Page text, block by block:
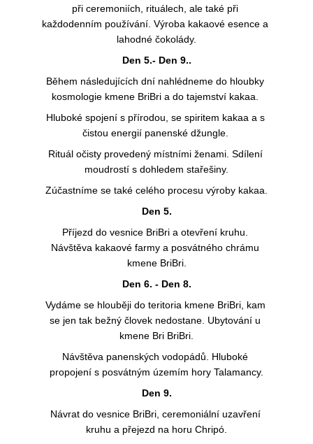
při ceremoniích, rituálech, ale také při
každodenním používání. Výroba kakaové esence a
lahodné čokolády.
Den 5.- Den 9..
Během následujících dní nahlédneme do hloubky
kosmologie kmene BriBri a do tajemství kakaa.
Hluboké spojení s přírodou, se spiritem kakaa a s
čistou energií panenské džungle.
Rituál očisty provedený místními ženami. Sdílení
moudrostí s dohledem stařešiny.
Zúčastníme se také celého procesu výroby kakaa.
Den 5.
Příjezd do vesnice BriBri a otevření kruhu.
Návštěva kakaové farmy a posvátného chrámu
kmene BriBri.
Den 6. - Den 8.
Vydáme se hlouběji do teritoria kmene BriBri, kam
se jen tak bežný človek nedostane. Ubytování u
kmene Bri BriBri.
Návštěva panenských vodopádů. Hluboké
propojení s posvátným územím hory Talamancy.
Den 9.
Návrat do vesnice BriBri, ceremoniální uzavření
kruhu a přejezd na horu Chripó.